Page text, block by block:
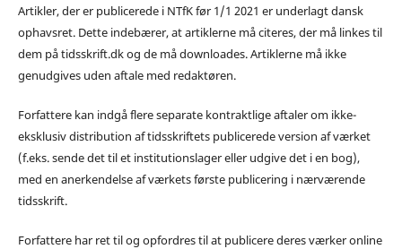
Artikler, der er publicerede i NTfK før 1/1 2021 er underlagt dansk
ophavsret. Dette indebærer, at artiklerne må citeres, der må linkes til
dem på tidsskrift.dk og de må downloades. Artiklerne må ikke
genudgives uden aftale med redaktøren.
Forfattere kan indgå flere separate kontraktlige aftaler om ikke-
eksklusiv distribution af tidsskriftets publicerede version af værket
(f.eks. sende det til et institutionslager eller udgive det i en bog),
med en anerkendelse af værkets første publicering i nærværende
tidsskrift.
Forfattere har ret til og opfordres til at publicere deres værker online